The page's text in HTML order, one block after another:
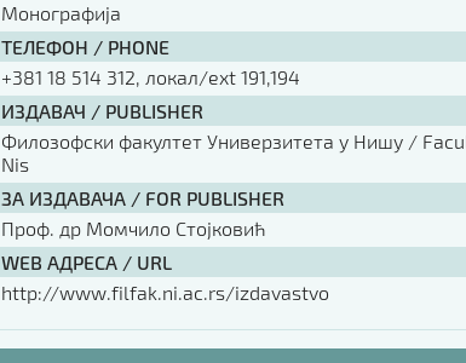
Монографија
ТЕЛЕФОН / PHONE
+381 18 514 312, локал/ext 191,194
ИЗДАВАЧ / PUBLISHER
Филозофски факултет Универзитета у Нишу /
Nis
ЗА ИЗДАВАЧА / FOR PUBLISHER
Проф. др Момчило Стојковић
WEB АДРЕСА / URL
http://www.filfak.ni.ac.rs/izdavastvo